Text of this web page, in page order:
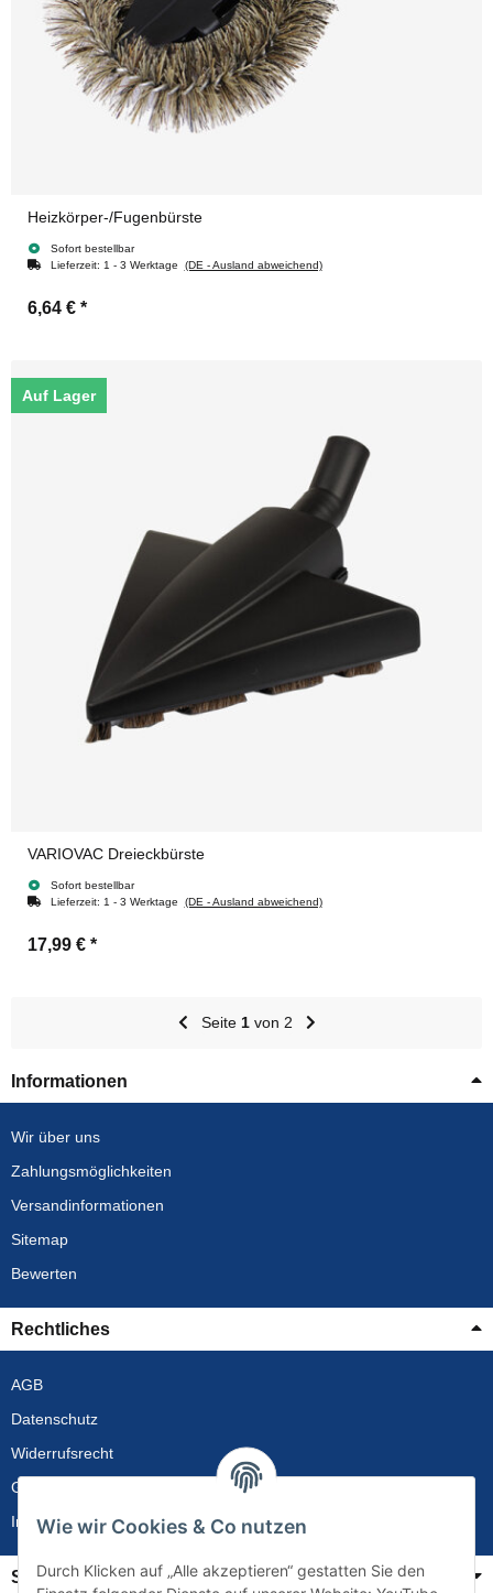
Heizkörper-/Fugenbürste
Sofort bestellbar
Lieferzeit: 1 - 3 Werktage (DE - Ausland abweichend)
6,64 € *
Auf Lager
VARIOVAC Dreieckbürste
Sofort bestellbar
Lieferzeit: 1 - 3 Werktage (DE - Ausland abweichend)
17,99 € *
Seite 1von 2
Informationen
Wir über uns
Zahlungsmöglichkeiten
Versandinformationen
Sitemap
Bewerten
Rechtliches
AGB
Datenschutz
Widerrufsrecht
Gewährleistung
Impressum
Service
Wie wir Cookies & Co nutzen
Durch Klicken auf „Alle akzeptieren“ gestatten Sie den